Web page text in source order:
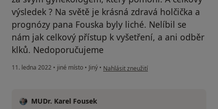
výsledek ? Na světě je krásná zdravá holčička a
prognózy pana Fouska byly liché. Nelíbil se
nám jak celkový přístup k vyšetření, a ani odběr
klků. Nedoporučujeme
11. ledna 2022 • jiné místo • Jiný • podle názoru uživatele Soňa Tejkal
Nahlásit zneužití
MUDr. Karel Fousek